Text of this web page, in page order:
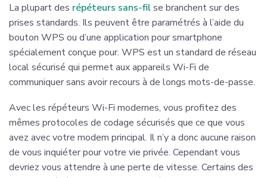
La plupart des répéteurs sans-filse branchent sur des
prises standards. Ils peuvent être paramétrés à l’aide du
bouton WPS ou d’une application pour smartphone
spécialement conçue pour. WPS est un standard de réseau
local sécurisé qui permet aux appareils Wi-Fi de
communiquer sans avoir recours à de longs mots-de-passe.
Avec les répéteurs Wi-Fi modernes, vous profitez des
mêmes protocoles de codage sécurisés que ce que vous
avez avec votre modem principal. Il n’y a donc aucune raison
de vous inquiéter pour votre vie privée. Cependant vous
devriez vous attendre à une perte de vitesse. Certains des